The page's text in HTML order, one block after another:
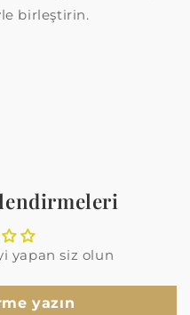
birleştirin.
yapan siz olun
yazın